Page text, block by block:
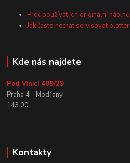
Proč používat jen originální náplně
Jak často nechat servisovat plotter
Kde nás najdete
Pod Vinicí 409/29
Praha 4 - Modřany
143 00
Kontakty